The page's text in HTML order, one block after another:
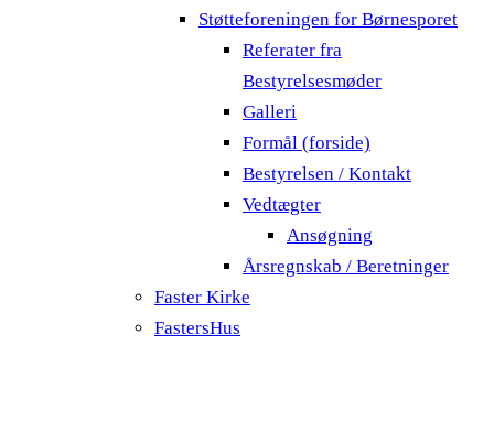
Støtteforeningen for Børnesporet
Referater fra
Bestyrelsesmøder
Galleri
Formål (forside)
Bestyrelsen / Kontakt
Vedtægter
Ansøgning
Årsregnskab / Beretninger
Faster Kirke
FastersHus